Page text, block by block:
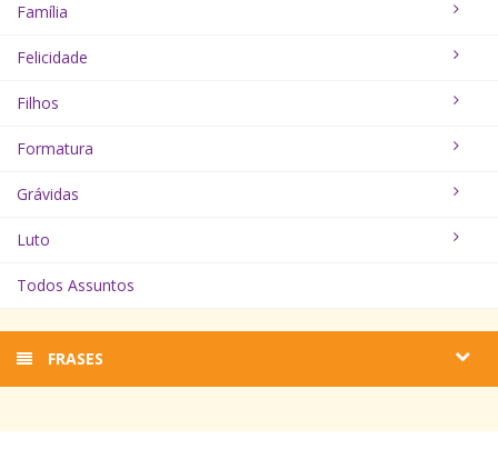
Família
Felicidade
Filhos
Formatura
Grávidas
Luto
Todos Assuntos
FRASES